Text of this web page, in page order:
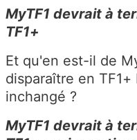
MyTF1 devrait à
TF1+
Et qu'en est-il de
disparaître en
inchangé ?
MyTF1 devrait à